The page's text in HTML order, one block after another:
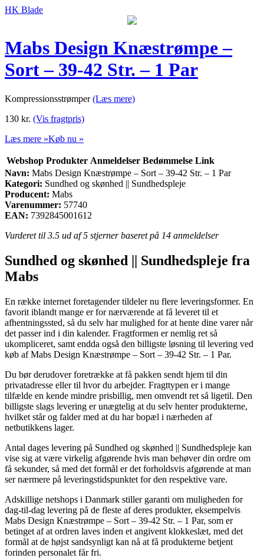
HK Blade
Mabs Design Knæstrømpe –
Sort – 39-42 Str. – 1 Par
Kompressionsstrømper(Læs mere)
130 kr. (Vis fragtpris)
Læs mere »Køb nu »
Webshop Produkter Anmeldelser Bedømmelse Link
Navn: Mabs Design Knæstrømpe – Sort – 39-42 Str. – 1 Par
Kategori: Sundhed og skønhed || Sundhedspleje
Producent: Mabs
Varenummer: 57740
EAN: 7392845001612
Vurderet til 3.5 ud af 5 stjerner baseret på 14 anmeldelser
Sundhed og skønhed || Sundhedspleje fra
Mabs
En række internet foretagender tildeler nu flere leveringsformer. En
favorit iblandt mange er for nærværende at få leveret til et
afhentningssted, så du selv har mulighed for at hente dine varer når
det passer ind i din kalender. Fragtformen er nemlig ret så
ukompliceret, samt endda også den billigste løsning til levering ved
køb af Mabs Design Knæstrømpe – Sort – 39-42 Str. – 1 Par.
Du bør derudover foretrække at få pakken sendt hjem til din
privatadresse eller til hvor du arbejder. Fragttypen er i mange
tilfælde en kende mindre prisbillig, men omvendt ret så ligetil. Den
billigste slags levering er unægtelig at du selv henter produkterne,
hvilket står og falder med at du har bopæl i nærheden af
netbutikkens lager.
Antal dages levering på Sundhed og skønhed || Sundhedspleje kan
vise sig at være virkelig afgørende hvis man behøver din ordre om
få sekunder, så med det formål er det forholdsvis afgørende at man
ser nærmere på leveringstidspunktet for den respektive vare.
Adskillige netshops i Danmark stiller garanti om muligheden for
dag-til-dag levering på de fleste af deres produkter, eksempelvis
Mabs Design Knæstrømpe – Sort – 39-42 Str. – 1 Par, som er
betinget af at ordren laves inden et angivent klokkeslæt, med det
formål at de højst sandsynligt kan nå at få produkterne betjent
forinden personalet får fri.